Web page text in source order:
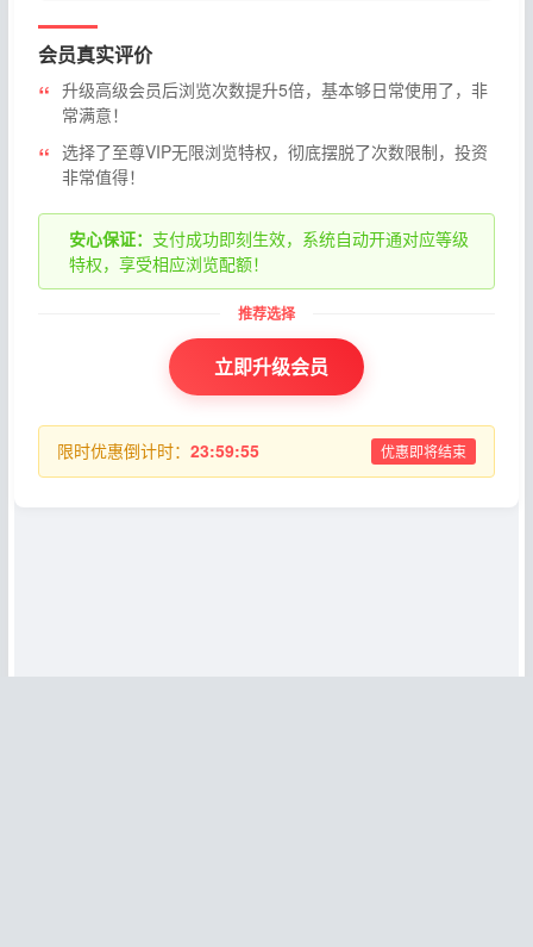
会员真实评价
升级高级会员后浏览次数提升5倍，基本够日常使用了，非
常满意！
选择了至尊VIP无限浏览特权，彻底摆脱了次数限制，投资
非常值得！
安心保证： 支付成功即刻生效，系统自动开通对应等级
特权，享受相应浏览配额！
立即升级会员
限时优惠倒计时： 23:59:55 优惠即将结束